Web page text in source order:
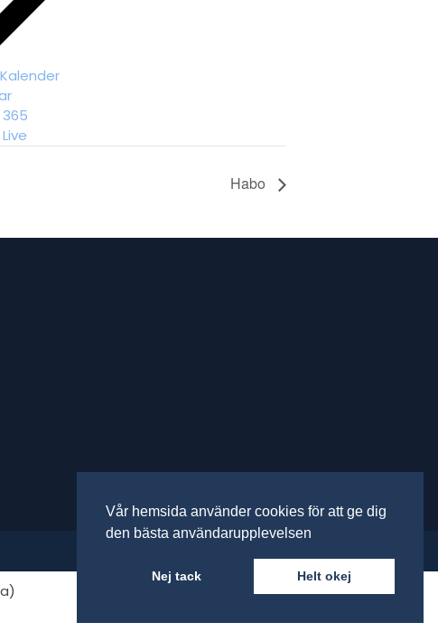
Habo
)
Vår hemsida använder cookies för att ge dig
den bästa användarupplevelsen
Nej tack Helt okej